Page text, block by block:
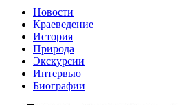
Новости
Краеведение
История
Природа
Экскурсии
Интервью
Биографии